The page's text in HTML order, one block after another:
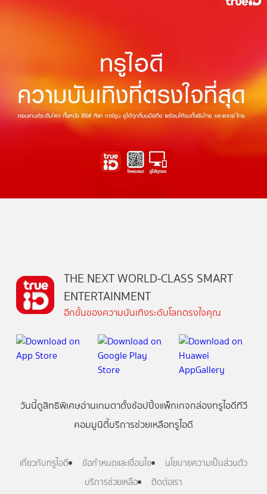
THE NEXT WORLD-CLASS SMART
ENTERTAINMENT
อีกขั้นของความบันเทิงระดับโลกตรงใจคุณ
วันนี้ดูสิทธิพิเศษอ่านเกมตาตั้งช้อปปิ้งแพ็กเกจกล่องทรูไอดีทีวี
คอมมูนิตี้บริการช่วยเหลือทรูไอดี
เกี่ยวกับทรูไอดี ข้อกำหนดและเงื่อนไข
นโยบายความเป็นส่วนตัว
บริการช่วยเหลือ
ติดต่อเรา